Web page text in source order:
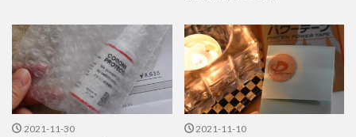
2021-11-30 2021-11-10